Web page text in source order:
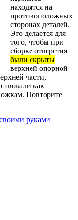
находятся на
противоположных
сторонах деталей.
Это делается для
того, чтобы при
сборке отверстия
были скрыты
верхней опорной
части,
как
Повторите